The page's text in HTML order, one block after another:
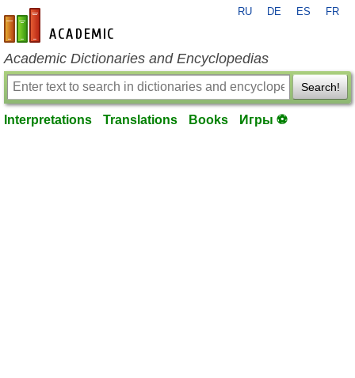
en-academic.com
RU DE ES FR
Academic Dictionaries and Encyclopedias
Search!
Interpretations Translations Books Игры ⚽